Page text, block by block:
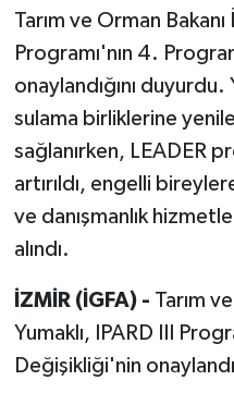
Tarım ve Orman Bakanı
Programı'nın 4.
onaylandığını
sulama birliklerine
sağlanırken, LEADER
artırıldı, engelli
ve danışmanlık
alındı.
İZMİR (İGFA) - Tarım
Yumaklı, IPARD III
Değişikliği'nin